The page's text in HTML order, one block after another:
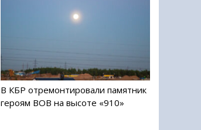
В КБР отремонтировали памятник
героям ВОВ на высоте «910»